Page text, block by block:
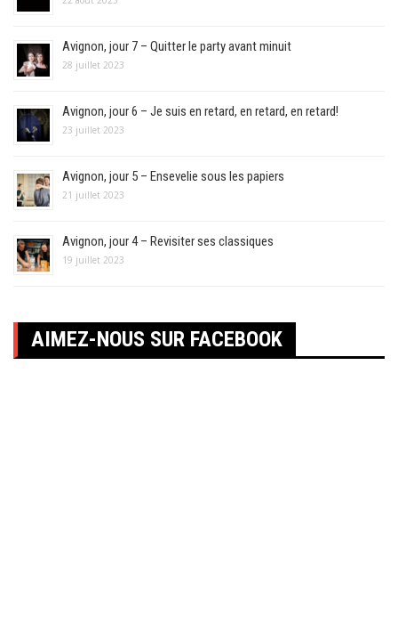
Avignon, jour 7 – Quitter le party avant minuit
28 juillet 2023
Avignon, jour 6 – Je suis en retard, en retard, en retard!
23 juillet 2023
Avignon, jour 5 – Ensevelie sous les papiers
21 juillet 2023
Avignon, jour 4 – Revisiter ses classiques
19 juillet 2023
AIMEZ-NOUS SUR FACEBOOK